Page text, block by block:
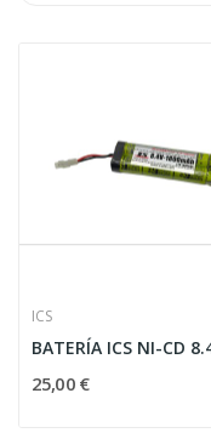
ICS
25,00 €